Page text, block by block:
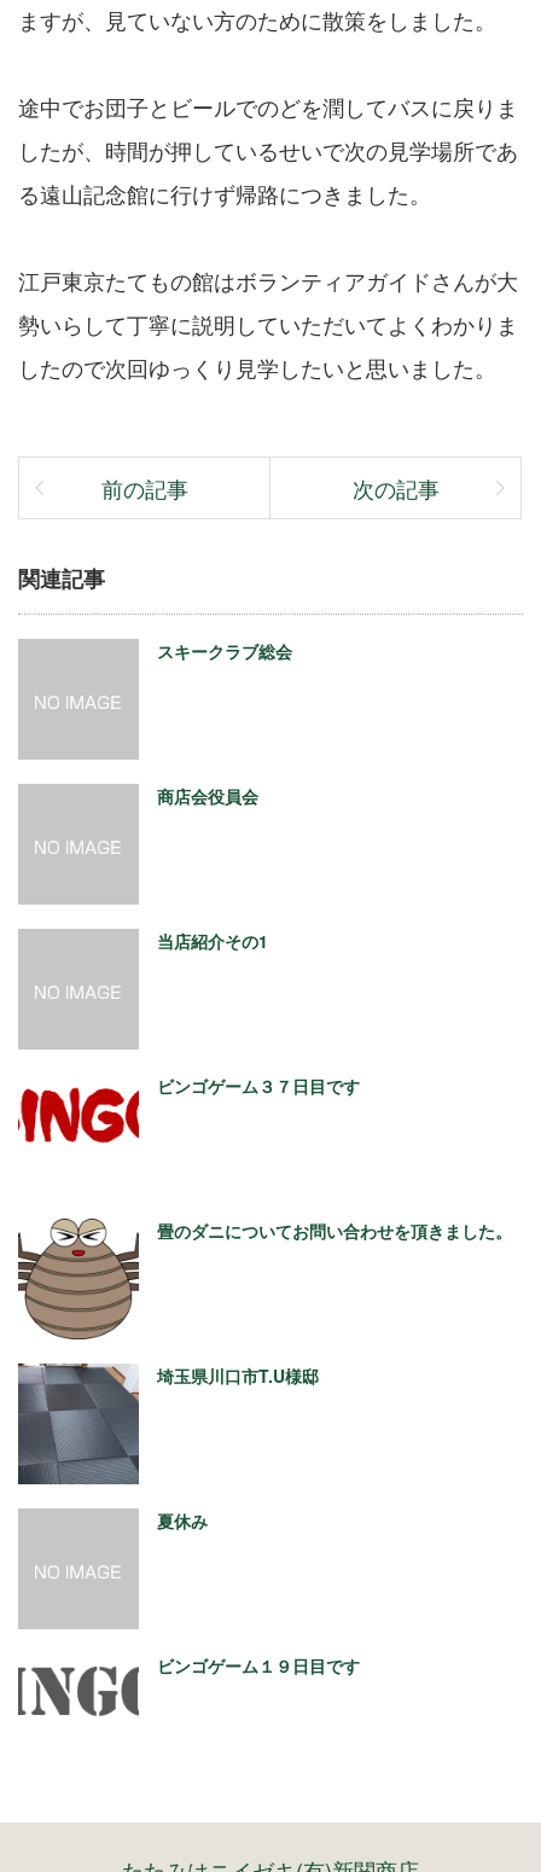
ますが、見ていない方のために散策をしました。
途中でお団子とビールでのどを潤してバスに戻りま
したが、時間が押しているせいで次の見学場所であ
る遠山記念館に行けず帰路につきました。
江戸東京たてもの館はボランティアガイドさんが大
勢いらして丁寧に説明していただいてよくわかりま
したので次回ゆっくり見学したいと思いました。
前の記事 次の記事
関連記事
スキークラブ総会
商店会役員会
当店紹介その1
ビンゴゲーム３７日目です
畳のダニについてお問い合わせを頂きました。
埼玉県川口市T.U様邸
夏休み
ビンゴゲーム１９日目です